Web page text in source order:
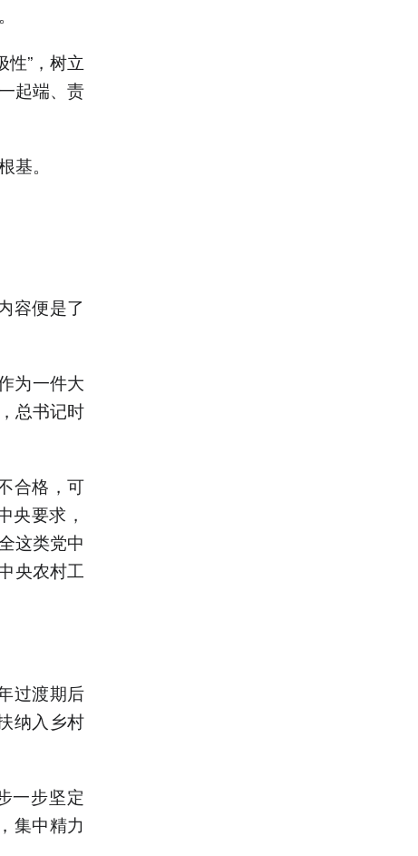
”，树立
起端、责
。
容便是了
为一件大
总书记时
合格，可
央要求，
这类党中
央农村工
过渡期后
纳入乡村
一步坚定
集中精力